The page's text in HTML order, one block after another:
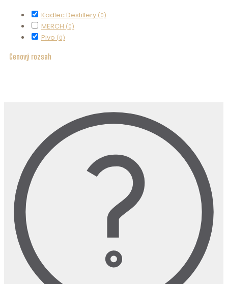
Kadlec Destillery (0)
MERCH (0)
Pivo (0)
Cenový rozsah